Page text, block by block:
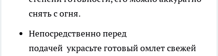
снять с огня.
Непосредственно перед
подачей украсьте готовый омлет свежей